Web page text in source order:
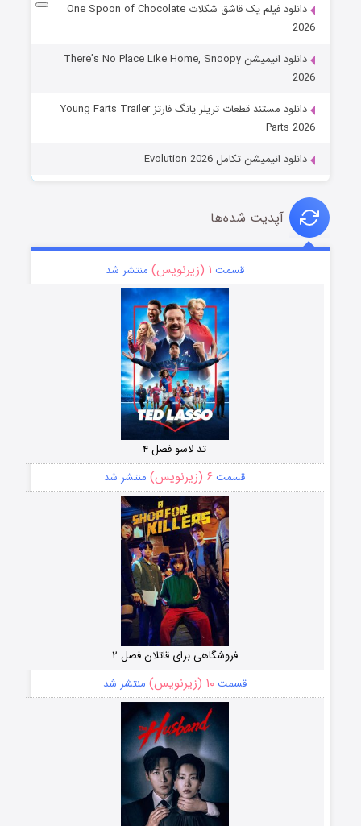
دانلود فیلم یک قاشق شکلات One Spoon of Chocolate
2026
دانلود انیمیشن There’s No Place Like Home, Snoopy
2026
دانلود مستند قطعات تریلر یانگ فارتز Young Farts Trailer
Parts 2026
دانلود انیمیشن تکامل Evolution 2026
آپدیت شده‌ها
قسمت ۱ (زیرنویس) منتشر شد
تد لاسو فصل ۴
قسمت ۶ (زیرنویس) منتشر شد
فروشگاهی برای قاتلان فصل ۲
قسمت۱۰ (زیرنویس) منتشر شد